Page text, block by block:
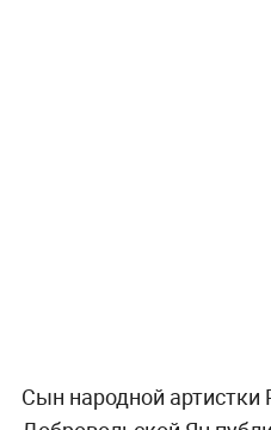
Сын народной артистки